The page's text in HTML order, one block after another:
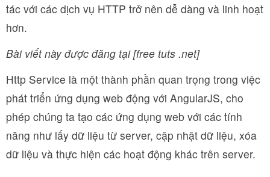
tác với các dịch vụ HTTP trở nên dễ dàng và linh hoạt
hơn.
Bài viết này được đăng tại [free tuts .net]
Http Service là một thành phần quan trọng trong việc
phát triển ứng dụng web động với AngularJS, cho
phép chúng ta tạo các ứng dụng web với các tính
năng như lấy dữ liệu từ server, cập nhật dữ liệu, xóa
dữ liệu và thực hiện các hoạt động khác trên server.